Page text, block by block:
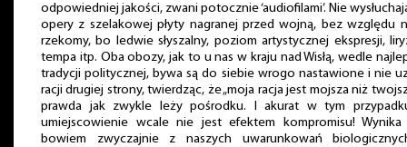
odpowiedniej jakości, zwani potocznie ‘audiofilami’. Nie
opery z szelakowej płyty nagranej przed wojną, bez względu
rzekomy, bo ledwie słyszalny, poziom artystycznej ekspresji,
tempa itp. Oba obozy, jak to u nas w kraju nad Wisłą, wedle
tradycji politycznej, bywa są do siebie wrogo nastawione i nie
racji drugiej strony, twierdząc, że „moja racja jest mojsza niż
prawda jak zwykle leży pośrodku. I akurat w tym
umiejscowienie wcale nie jest efektem kompromisu!
bowiem zwyczajnie z naszych uwarunkowań